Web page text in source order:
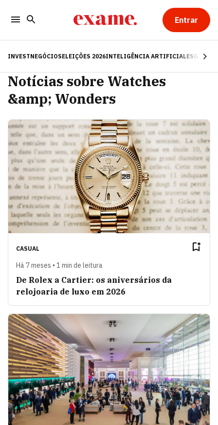
Entrar
INVESTNEGÓCIOSELEIÇÕES 2026INTELIGÊNCIA ARTIFICIALESG
Notícias sobre Watches
&amp; Wonders
CASUAL
Há 7 meses • 1 min de leitura
De Rolex a Cartier: os aniversários da
relojoaria de luxo em 2026